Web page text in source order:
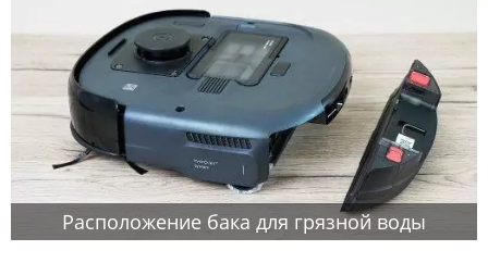
Расположение бака для грязной воды